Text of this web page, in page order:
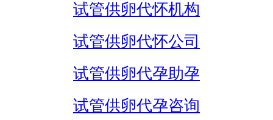
试管供卵代怀机构
试管供卵代怀公司
试管供卵代孕助孕
试管供卵代孕咨询